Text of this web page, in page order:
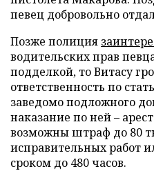
певец добровольно
Позже полиция
водительских прав
подделкой, то Витасу
ответственность по
заведомо подложного
наказание по ней –
возможны штраф до 80
исправительных работ
сроком до 480 часов.